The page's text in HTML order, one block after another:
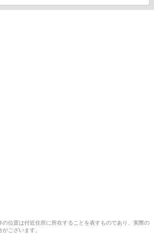
位置は付近住所に所在することを表すものであり、実際の
ございます。